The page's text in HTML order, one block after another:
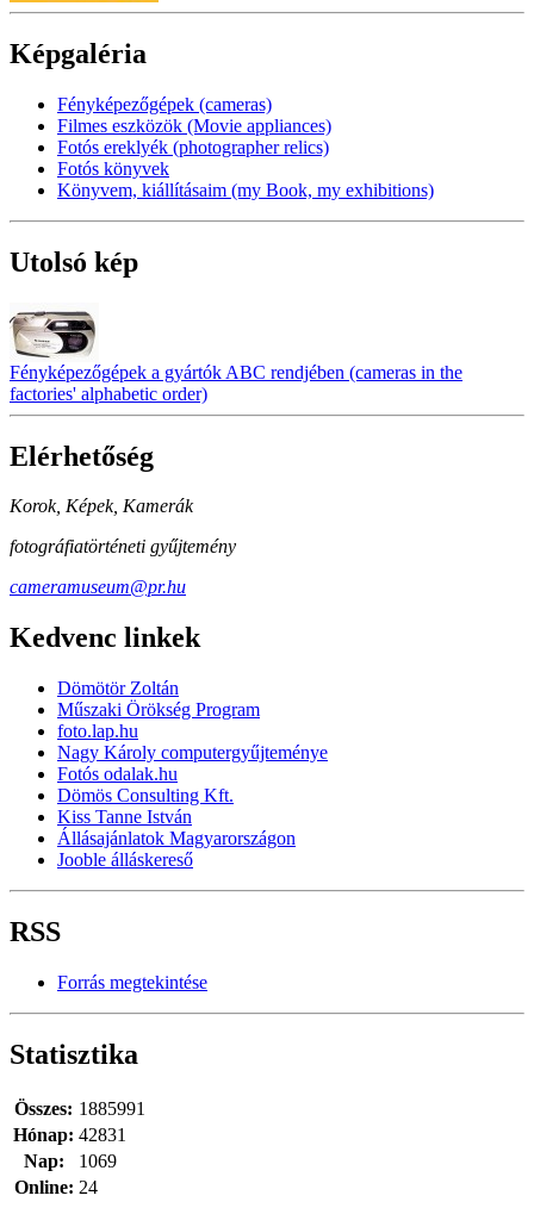
Képgaléria
Fényképezőgépek (cameras)
Filmes eszközök (Movie appliances)
Fotós ereklyék (photographer relics)
Fotós könyvek
Könyvem, kiállításaim (my Book, my exhibitions)
Utolsó kép
Fényképezőgépek a gyártók ABC rendjében (cameras in the
factories' alphabetic order)
Elérhetőség
Korok, Képek, Kamerák
fotográfiatörténeti gyűjtemény
cameramuseum@pr.hu
Kedvenc linkek
Dömötör Zoltán
Műszaki Örökség Program
foto.lap.hu
Nagy Károly computergyűjteménye
Fotós odalak.hu
Dömös Consulting Kft.
Kiss Tanne István
Állásajánlatok Magyarországon
Jooble álláskereső
RSS
Forrás megtekintése
Statisztika
Online: 24
Összes: 1885991
Hónap: 42831
Nap:
1069